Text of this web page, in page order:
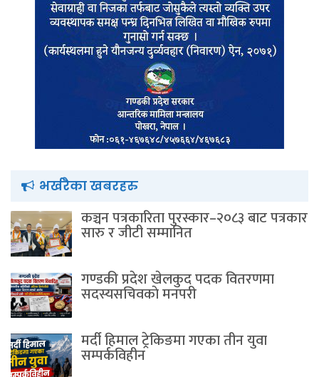
भर्खरैका खबरहरु
कञ्चन पत्रकारिता पुरस्कार–२०८३ बाट पत्रकार
सारु र जीटी सम्मानित
गण्डकी प्रदेश खेलकुद पदक वितरणमा
सदस्यसचिवकाे मनपरी
मर्दी हिमाल ट्रेकिङमा गएका तीन युवा
सम्पर्कविहीन